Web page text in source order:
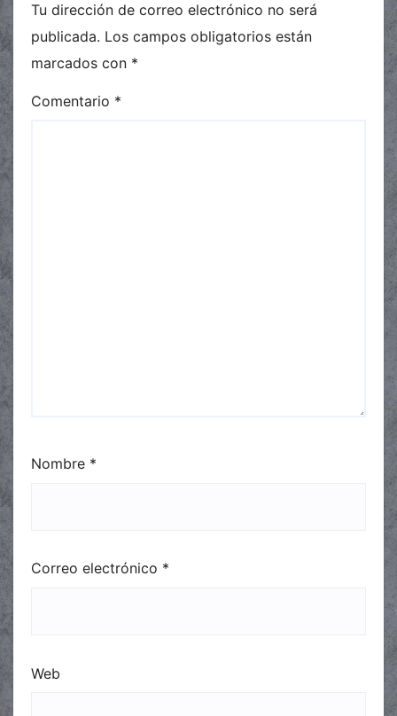
Tu dirección de correo electrónico no será
publicada. Los campos obligatorios están
marcados con *
Comentario *
Nombre *
Correo electrónico *
Web